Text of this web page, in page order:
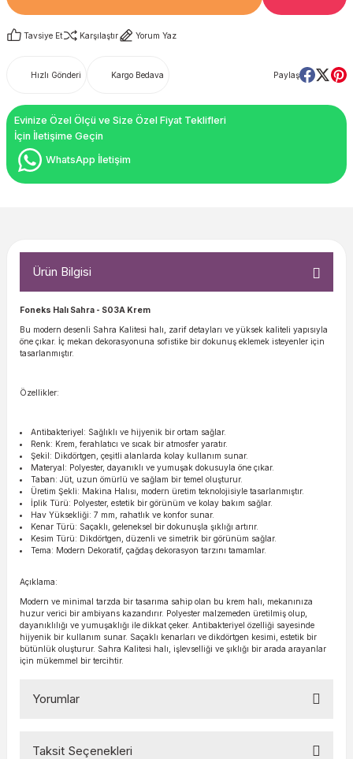
Tavsiye Et Karşılaştır Yorum Yaz
Hızlı Gönderi Kargo Bedava Paylaş
Evinize Özel Ölçü ve Size Özel Fiyat Teklifleri
İçin İletişime Geçin
WhatsApp İletişim
Ürün Bilgisi
Foneks Halı Sahra - S03A Krem
Bu modern desenli Sahra Kalitesi halı, zarif detayları ve yüksek kaliteli yapısıyla
öne çıkar. İç mekan dekorasyonuna sofistike bir dokunuş eklemek isteyenler için
tasarlanmıştır.
Özellikler:
Antibakteriyel: Sağlıklı ve hijyenik bir ortam sağlar.
Renk: Krem, ferahlatıcı ve sıcak bir atmosfer yaratır.
Şekil: Dikdörtgen, çeşitli alanlarda kolay kullanım sunar.
Materyal: Polyester, dayanıklı ve yumuşak dokusuyla öne çıkar.
Taban: Jüt, uzun ömürlü ve sağlam bir temel oluşturur.
Üretim Şekli: Makina Halısı, modern üretim teknolojisiyle tasarlanmıştır.
İplik Türü: Polyester, estetik bir görünüm ve kolay bakım sağlar.
Hav Yüksekliği: 7 mm, rahatlık ve konfor sunar.
Kenar Türü: Saçaklı, geleneksel bir dokunuşla şıklığı artırır.
Kesim Türü: Dikdörtgen, düzenli ve simetrik bir görünüm sağlar.
Tema: Modern Dekoratif, çağdaş dekorasyon tarzını tamamlar.
Açıklama:
Modern ve minimal tarzda bir tasarıma sahip olan bu krem halı, mekanınıza
huzur verici bir ambiyans kazandırır. Polyester malzemeden üretilmiş olup,
dayanıklılığı ve yumuşaklığı ile dikkat çeker. Antibakteriyel özelliği sayesinde
hijyenik bir kullanım sunar. Saçaklı kenarları ve dikdörtgen kesimi, estetik bir
bütünlük oluşturur. Sahra Kalitesi halı, işlevselliği ve şıklığı bir arada arayanlar
için mükemmel bir tercihtir.
Yorumlar
Taksit Seçenekleri